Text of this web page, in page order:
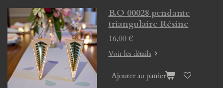
B.O 00028 pendante
triangulaire Résine
16,00 €
Voir les détails
Ajouter au panier